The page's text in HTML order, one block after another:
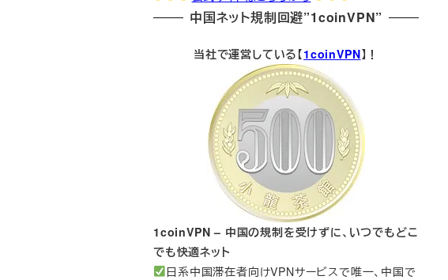
中国ネット規制回避”1coinVPN”
当社で運営している【1coinVPN】！
1coinVPN – 中国の規制を受けずに、いつでもどこ
でも快適ネット
日系中国滞在者向けVPNサービスで唯一、中国で